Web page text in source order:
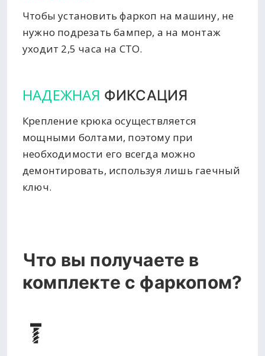
Чтобы установить фаркоп на машину, не
нужно подрезать бампер, а на монтаж
уходит 2,5 часа на СТО.
НАДЕЖНАЯ ФИКСАЦИЯ
Крепление крюка осуществляется
мощными болтами, поэтому при
необходимости его всегда можно
демонтировать, используя лишь гаечный
ключ.
Что вы получаете в
комплекте с фаркопом?